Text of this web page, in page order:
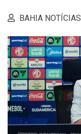
BAHIA NOTÍCIAS